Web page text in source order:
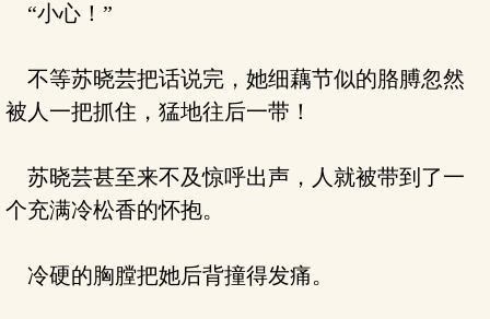
“小心！”
不等苏晓芸把话说完，她细藕节似的胳膊忽然
被人一把抓住，猛地往后一带！
苏晓芸甚至来不及惊呼出声，人就被带到了一
个充满冷松香的怀抱。
冷硬的胸膛把她后背撞得发痛。